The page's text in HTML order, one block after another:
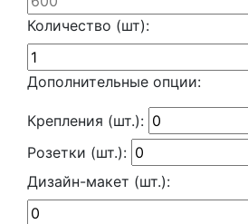
Количество (шт):
Дополнительные опции:
Крепления (шт.):
Розетки (шт.):
Дизайн-макет (шт.):